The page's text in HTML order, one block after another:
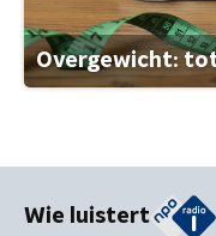
Overgewicht:
Wie luistert